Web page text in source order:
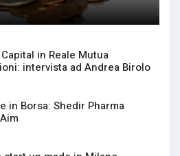
in Reale Mutua
intervista ad Andrea Birolo
in Borsa: Shedir Pharma